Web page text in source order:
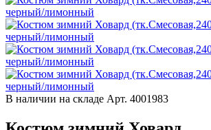
В наличии на складе Арт. 4001983